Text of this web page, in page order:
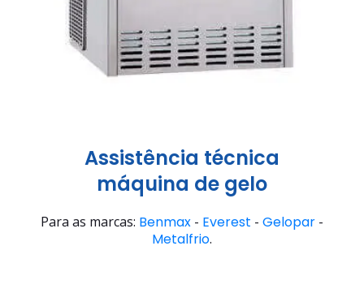
Assistência técnica
máquina de gelo
Para as marcas: Benmax - Everest - Gelopar -
Metalfrio.